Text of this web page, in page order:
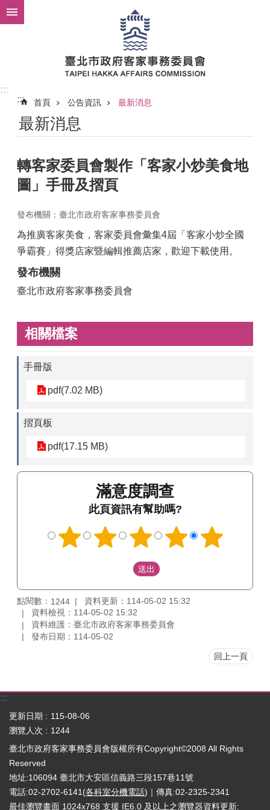
跳到主要內容區塊
:::
:::
首頁 公告資訊 最新消息
最新消息
轉客家委員會製作「客家小炒美食地
圖」手冊及摺頁
發布機關：臺北市政府客家事務委員會
為推廣客家美食，客家委員會彙集4屆「客家小炒全國
爭霸賽」得獎店家暨編輯推薦店家，歡迎下載使用。
發布機關
臺北市政府客家事務委員會
相關檔案
手冊版
pdf(7.02 MB)
摺頁板
pdf(17.15 MB)
滿意度調查
此頁資訊有幫助嗎?
點閱數： 1244
資料更新：114-05-02 15:32
資料檢視：114-05-02 15:32
資料維護：臺北市政府客家事務委員會
發布日期：114-05-02
回上一頁
:::
更新日期
115-08-06
瀏覽人次
1244
臺北市政府客家事務委員會版權所有Copyright©2008 All Rights
Reserved
地址:106094 臺北市大安區信義路三段157巷11號
電話:02-2702-6141(各科室分機電話)｜傳真:02-2325-2341
最佳瀏覽畫面 1024x768 支援 IE6.0 及以上之瀏覽器資料更新: